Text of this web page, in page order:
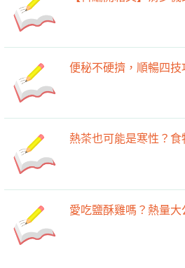
便秘不硬擠，順暢四技
熱茶也可能是寒性？食
愛吃鹽酥雞嗎？熱量大